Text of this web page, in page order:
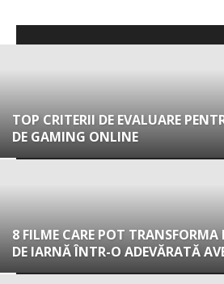
TOP CRITERII DE EVALUARE
DE GAMING ONLINE
8 FILME CARE POT TRANSFORMA
DE IARNĂ ÎNTR-O ADEVĂRATĂ